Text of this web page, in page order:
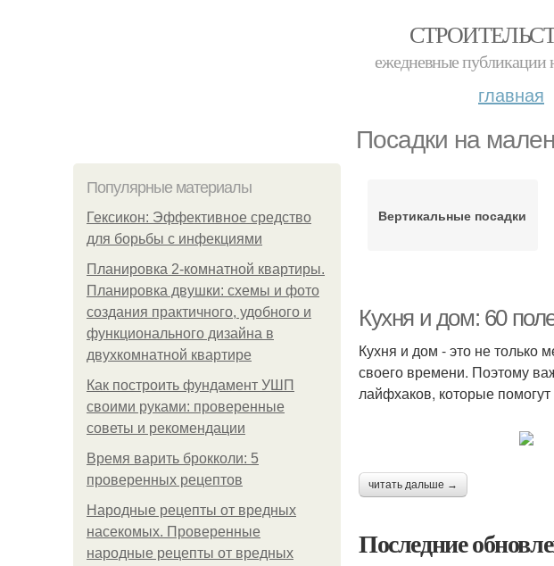
ежедневные публикации
главная
Посадки на
Популярные материалы
Гексикон: Эффективное средство
для борьбы с инфекциями
Планировка 2-комнатной квартиры.
Планировка двушки: схемы и фото
создания практичного, удобного и
функционального дизайна в
двухкомнатной квартире
Как построить фундамент УШП
своими руками: проверенные
советы и рекомендации
Время варить брокколи: 5
проверенных рецептов
Народные рецепты от вредных
насекомых. Проверенные
народные рецепты от вредных
Вертикальные посадки
Кухня и дом: 60
Кухня и дом - это не только
своего времени. Поэтому
лайфхаков, которые
читать дальше →
Последние